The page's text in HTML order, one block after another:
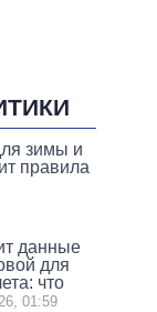
зимы и
правила
данные
для
что
01:59